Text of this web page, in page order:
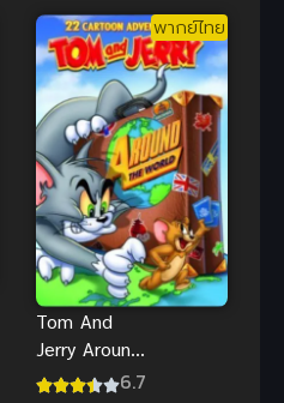
พากย์ไทย
Tom And
Jerry Around
The World6.7